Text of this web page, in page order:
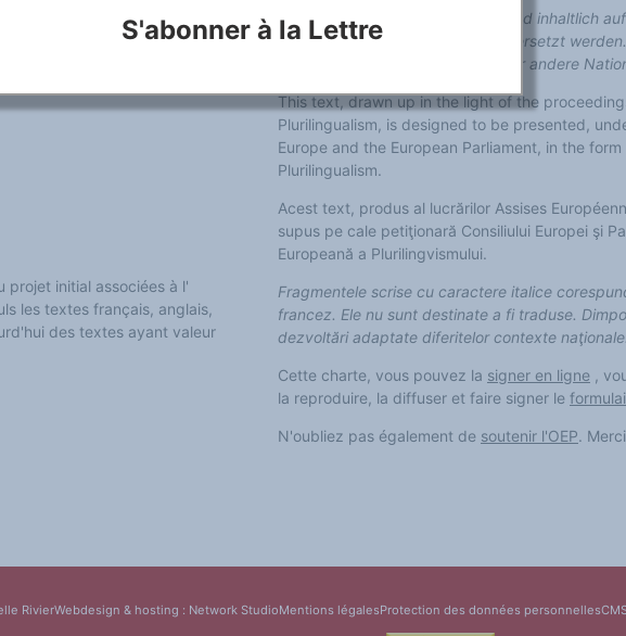
initial associées à l'
les textes français, anglais,
des textes ayant valeur
Die kursiv gedruckten Textteile sind inhaltlich
zugeschnitten. Sie sollen nicht übersetzt
entsprechende Ausführungen über andere
This text, drawn up in the light of the
Plurilingualism, is designed to be presented,
Europe and the European Parliament, in the
Plurilingualism.
Acest text, produs al lucrărilor Assises
supus pe cale petiţionară Consiliului Europei şi
Europeană a Plurilingvismului.
Fragmentele scrise cu caractere italice
francez. Ele nu sunt destinate a fi traduse.
dezvoltări adaptate diferitelor contexte naţionale.
Cette charte, vous pouvez la signer en ligne ,
la reproduire, la diffuser et faire signer le
N'oubliez pas également de soutenir l'OEP.
RivierWebdesign & hosting : Network StudioMentions légalesProtection des données personnelles
S'abonner à la Lettre